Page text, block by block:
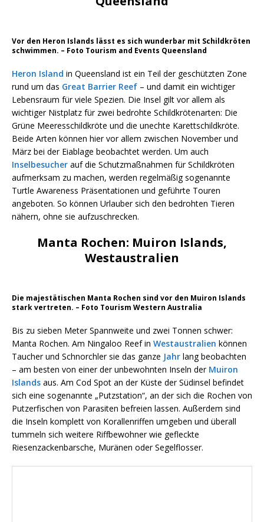
Vor den Heron Islands lässt es sich wunderbar mit Schildkröten
schwimmen. – Foto Tourism and Events Queensland
Heron Island in Queensland ist ein Teil der geschützten Zone
rund um das Great Barrier Reef – und damit ein wichtiger
Lebensraum für viele Spezien. Die Insel gilt vor allem als
wichtiger Nistplatz für zwei bedrohte Schildkrötenarten: Die
Grüne Meeresschildkröte und die unechte Karettschildkröte.
Beide Arten können hier vor allem zwischen November und
März bei der Eiablage beobachtet werden. Um auch
Inselbesucher auf die Schutzmaßnahmen für Schildkröten
aufmerksam zu machen, werden regelmäßig sogenannte
Turtle Awareness Präsentationen und geführte Touren
angeboten. So können Urlauber sich den bedrohten Tieren
nähern, ohne sie aufzuschrecken.
Manta Rochen: Muiron Islands,
Westaustralien
Die majestätischen Manta Rochen sind vor den Muiron Islands
stark vertreten. – Foto Tourism Western Australia
Bis zu sieben Meter Spannweite und zwei Tonnen schwer:
Manta Rochen. Am Ningaloo Reef in Westaustralien können
Taucher und Schnorchler sie das ganze Jahr lang beobachten
– am besten von einer der unbewohnten Inseln der Muiron
Islands aus. Am Cod Spot an der Küste der Südinsel befindet
sich eine sogenannte „Putzstation“, an der sich die Rochen von
Putzerfischen von Parasiten befreien lassen. Außerdem sind
die Inseln komplett von Korallenriffen umgeben und überall
tummeln sich weitere Riffbewohner wie gefleckte
Riesenzackenbarsche, Muränen oder Segelflosser.